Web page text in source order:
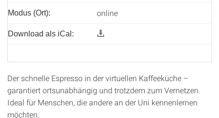
Modus (Ort): online
Download als iCal:
Der schnelle Espresso in der virtuellen Kaffeeküche –
garantiert ortsunabhängig und trotzdem zum Vernetzen.
Ideal für Menschen, die andere an der Uni kennenlernen
möchten.